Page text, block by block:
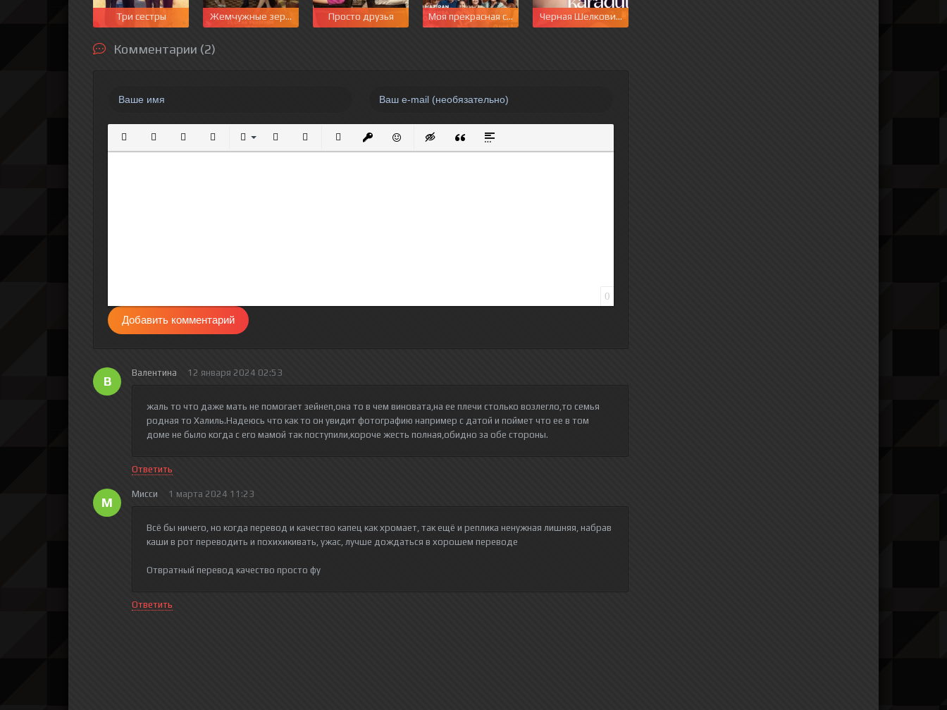
Три сестры Жемчужные зерна Просто друзья Моя прекрасная семья Черная Шелковица
Комментарии (2)
Полужирный
КурсивПодчеркнутый
ЗачеркнутыйВыравнивание
Нумерованный список
Маркированный список
Вставить ссылку
Вставить защищенную ссылку
Вставить смайлик
Вставка скрытого текста
Вставка цитаты
Вставка спойлера
0
Добавить комментарий
В
Валентина 12 января 2024 02:53
жаль то что даже мать не помогает зейнеп,она то в чем виновата,на ее плечи столько возлегло,то семья
родная то Халиль.Надеюсь что как то он увидит фотографию например с датой и поймет что ее в том
доме не было когда с его мамой так поступили,короче жесть полная,обидно за обе стороны.
Ответить
М
Мисси 1 марта 2024 11:23
Всё бы ничего, но когда перевод и качество капец как хромает, так ещё и реплика ненужная лишняя, набрав
каши в рот переводить и похихикивать, ужас, лучше дождаться в хорошем переводе
Отвратный перевод качество просто фу
Ответить